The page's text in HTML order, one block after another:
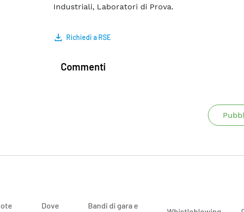
Industriali, Laboratori di Prova.
Richiedi a RSE
Commenti
Dove Bandi di gara e